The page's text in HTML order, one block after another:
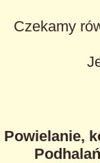
Czekamy
Powielanie,